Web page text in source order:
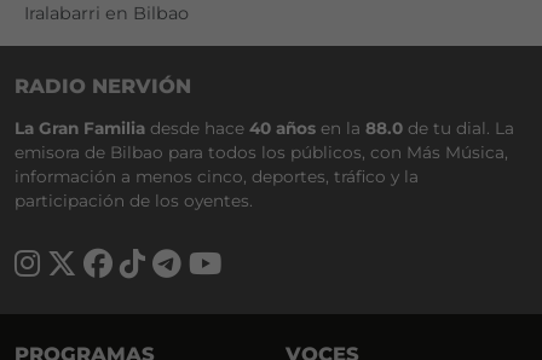
Iralabarri en Bilbao
RADIO NERVIÓN
La Gran Familia desde hace 40 años en la 88.0 de tu dial. La
emisora de Bilbao para todos los públicos, con Más Música,
información a menos cinco, deportes, tráfico y la
participación de los oyentes.
PROGRAMAS VOCES